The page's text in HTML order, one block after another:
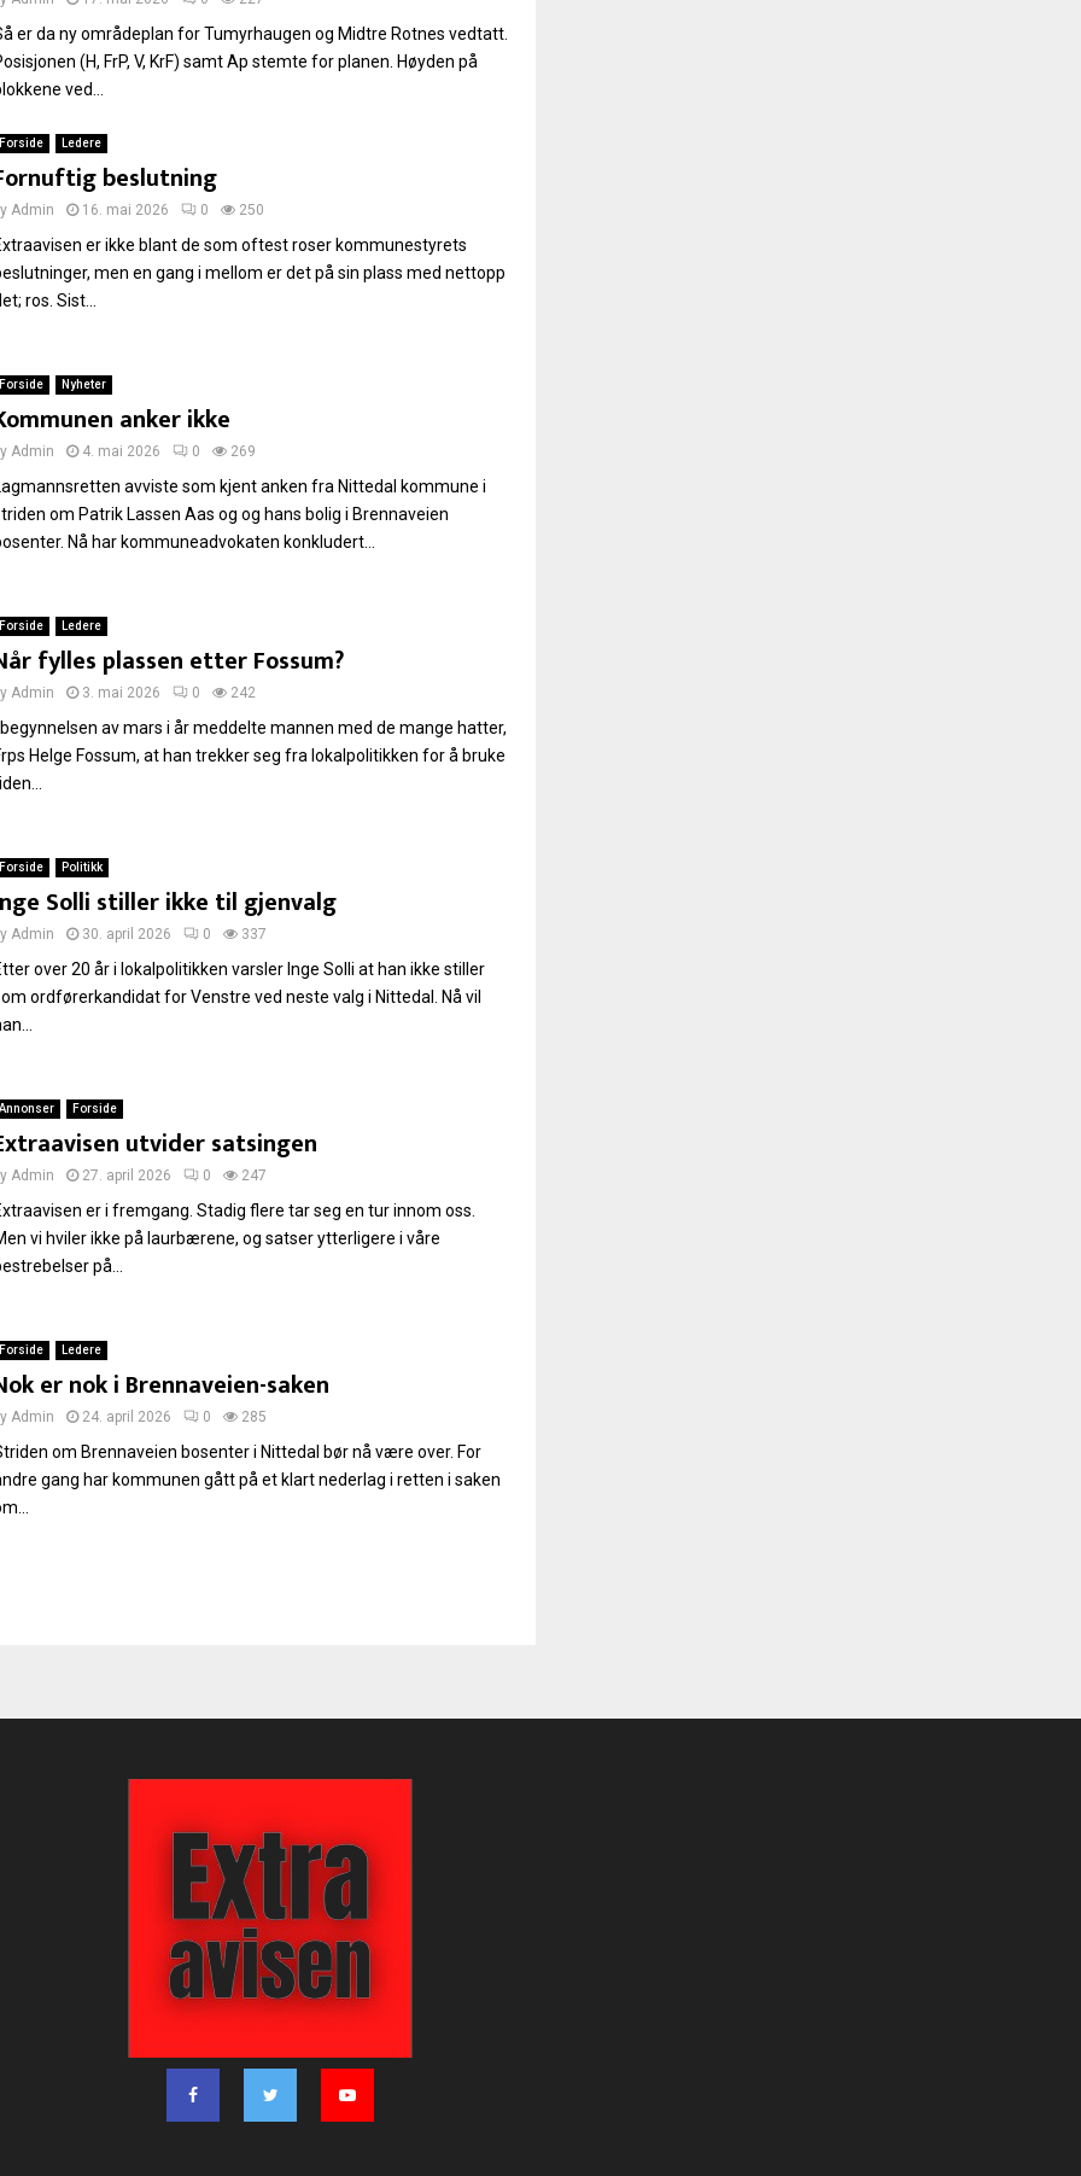
er da ny områdeplan for Tumyrhaugen og Midtre Rotnes vedtatt.
(H, FrP, V, KrF) samt Ap stemte for planen. Høyden på
ved...
Forside Ledere
beslutning
Admin 16. mai 2026 0 250
er ikke blant de som oftest roser kommunestyrets
men en gang i mellom er det på sin plass med nettopp
ros. Sist...
Forside Nyheter
anker ikke
Admin 4. mai 2026 0 269
avviste som kjent anken fra Nittedal kommune i
om Patrik Lassen Aas og og hans bolig i Brennaveien
Nå har kommuneadvokaten konkludert...
Forside Ledere
fylles plassen etter Fossum?
Admin 3. mai 2026 0 242
av mars i år meddelte mannen med de mange hatter,
Helge Fossum, at han trekker seg fra lokalpolitikken for å bruke
Forside Politikk
Solli stiller ikke til gjenvalg
Admin 30. april 2026 0 337
over 20 år i lokalpolitikken varsler Inge Solli at han ikke stiller
ordførerkandidat for Venstre ved neste valg i Nittedal. Nå vil
Annonser Forside
utvider satsingen
Admin 27. april 2026 0 247
er i fremgang. Stadig flere tar seg en tur innom oss.
vi hviler ikke på laurbærene, og satser ytterligere i våre
på...
Forside Ledere
er nok i Brennaveien-saken
Admin 24. april 2026 0 285
om Brennaveien bosenter i Nittedal bør nå være over. For
gang har kommunen gått på et klart nederlag i retten i saken